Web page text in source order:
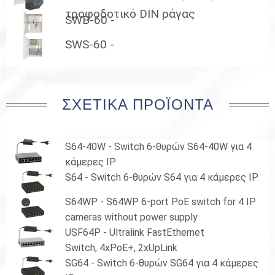
τροφοδοτικό DIN ράγας
SWB-60 -
SWS-60 -
ΣΧΕΤΙΚΆ ΠΡΟΪΌΝΤΑ
S64-40W - Switch 6-θυρών S64-40W για 4
κάμερες IP
S64 - Switch 6-θυρών S64 για 4 κάμερες IP
S64WP - S64WP 6-port PoE switch for 4 IP
cameras without power supply
USF64P - Ultralink FastEthernet
Switch, 4xPoE+, 2xUpLink
SG64 - Switch 6-θυρών SG64 για 4 κάμερες